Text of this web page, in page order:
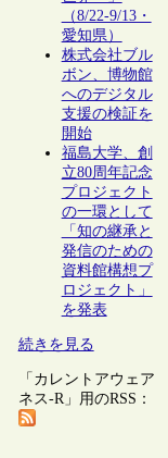
（8/22-9/13・
愛知県）
株式会社ブル
ボン、博物館
へのデジタル
支援の検証を
開始
福島大学、創
立80周年記念
プロジェクト
の一環として
「知の継承と
発信のための
資料館構想プ
ロジェクト」
を発表
続きを見る
「カレントアウェア
ネス-R」用のRSS：